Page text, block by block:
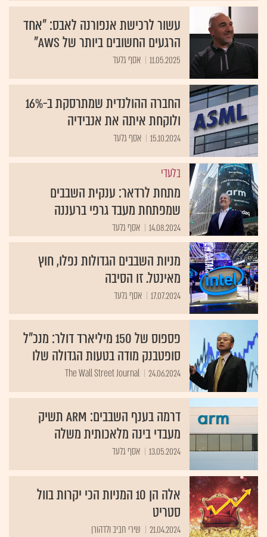
עשור לרכישת אנפורנה לאבס: "אחד
הרגעים החשובים ביותר של AWS"
11.05.2025 אסף גלעד
החברה ההולנדית שמתרסקת ב-16%
ולוקחת איתה את אנבידיה
15.10.2024 אסף גלעד
בלעדי
מתחת לרדאר: ענקית השבבים
שמפתחת מעבד גרפי ברעננה
14.08.2024 אסף גלעד
מניות השבבים הגדולות נפלו, חוץ
מאינטל. זו הסיבה
17.07.2024 אסף גלעד
פספוס של 150 מיליארד דולר: מנכ"ל
סופטבנק מודה בטעות הגדולה שלו
24.06.2024
The Wall Street Journal
דרמה בענף השבבים: ARM תשיק
מעבדי בינה מלאכותית משלה
13.05.2024 אסף גלעד
אלה הן 10 המניות הכי יקרות בוול
סטריט
21.04.2024 שירי חביב ולדהורן